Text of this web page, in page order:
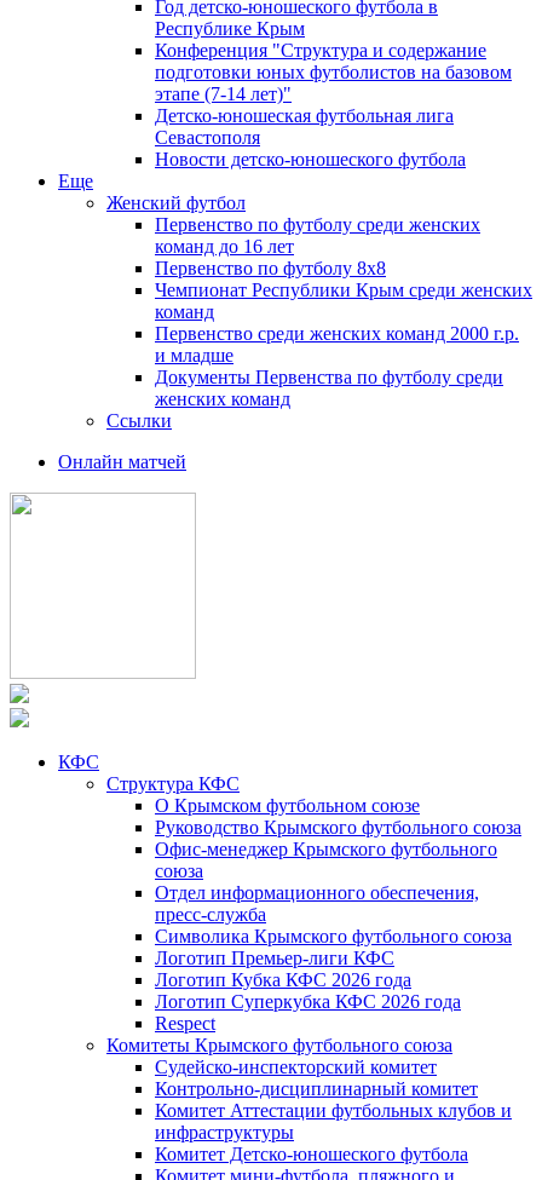
Год детско-юношеского футбола в
Республике Крым
Конференция "Структура и содержание
подготовки юных футболистов на базовом
этапе (7-14 лет)"
Детско-юношеская футбольная лига
Севастополя
Новости детско-юношеского футбола
Еще
Женский футбол
Первенство по футболу среди женских
команд до 16 лет
Первенство по футболу 8х8
Чемпионат Республики Крым среди женских
команд
Первенство среди женских команд 2000 г.р.
и младше
Документы Первенства по футболу среди
женских команд
Ссылки
Онлайн матчей
КФС
Структура КФС
О Крымском футбольном союзе
Руководство Крымского футбольного союза
Офис-менеджер Крымского футбольного
союза
Отдел информационного обеспечения,
пресс-служба
Символика Крымского футбольного союза
Логотип Премьер-лиги КФС
Логотип Кубка КФС 2026 года
Логотип Суперкубка КФС 2026 года
Respect
Комитеты Крымского футбольного союза
Судейско-инспекторский комитет
Контрольно-дисциплинарный комитет
Комитет Аттестации футбольных клубов и
инфраструктуры
Комитет Детско-юношеского футбола
Комитет мини-футбола, пляжного и